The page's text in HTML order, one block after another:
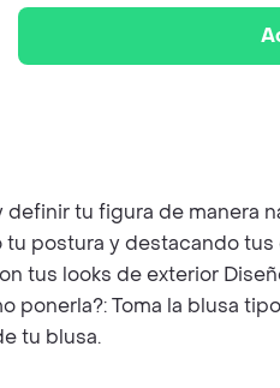
tu figura de manera
postura y destacando
tus looks de exterior
Toma la blusa
tu blusa.